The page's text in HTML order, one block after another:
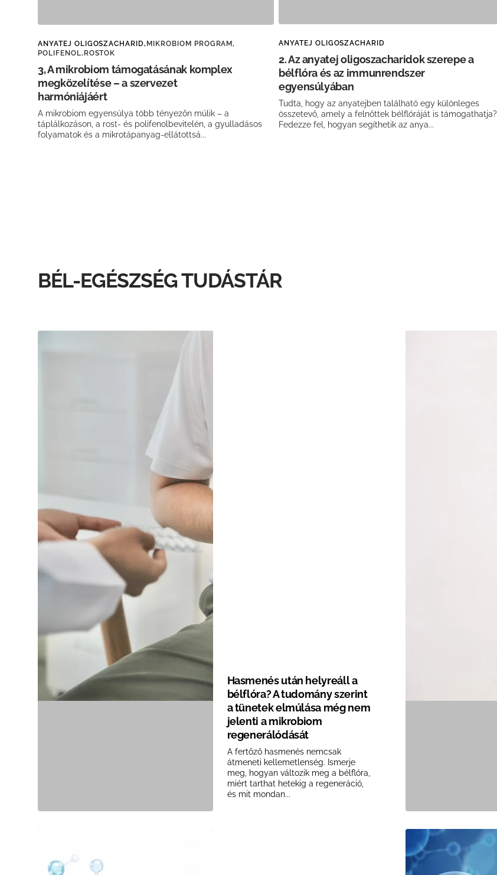
ANYATEJ OLIGOSZACHARID, MIKROBIOM PROGRAM,
POLIFENOL, ROSTOK
3, A mikrobiom támogatásának komplex
megközelítése – a szervezet
harmóniájáért
A mikrobiom egyensúlya több tényezőn múlik – a
táplálkozáson, a rost- és polifenolbevitelén, a gyulladásos
folyamatok és a mikrotápanyag-ellátottsá...
ANYATEJ OLIGOSZACHARID
2. Az anyatej oligoszacharidok szerepe a
bélflóra és az immunrendszer
egyensúlyában
Tudta, hogy az anyatejben található egy különleges
összetevő, amely a felnőttek bélflóráját is támogathatja?
Fedezze fel, hogyan segíthetik az anya...
BÉL-EGÉSZSÉG TUDÁSTÁR
Hasmenés után helyreáll a
bélflóra? A tudomány szerint
a tünetek elmúlása még nem
jelenti a mikrobiom
regenerálódását
A fertőző hasmenés nemcsak
átmeneti kellemetlenség. Ismerje
meg, hogyan változik meg a bélflóra,
miért tarthat hetekig a regeneráció,
és mit mondan...